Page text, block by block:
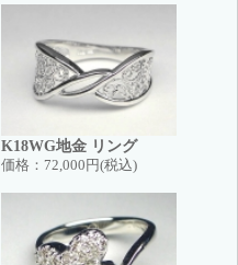
K18WG地金 リング
価格： 72,000円(税込)